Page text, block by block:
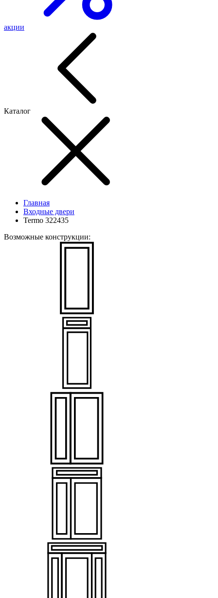
акции
Каталог
Главная
Входные двери
Termo 322435
Возможные конструкции: